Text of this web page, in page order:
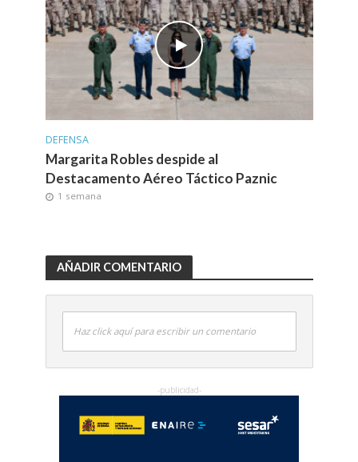
DEFENSA
Margarita Robles despide al
Destacamento Aéreo Táctico Paznic
1 semana
AÑADIR COMENTARIO
Haz click aquí para escribir un comentario